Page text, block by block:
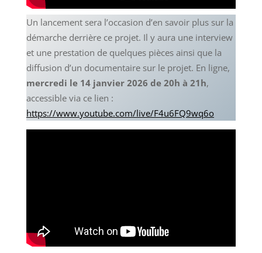
Un lancement sera l’occasion d’en savoir plus sur la
démarche derrière ce projet. Il y aura une interview
et une prestation de quelques pièces ainsi que la
diffusion d’un documentaire sur le projet. En ligne,
mercredi le 14 janvier 2026 de 20h à 21h,
accessible via ce lien :
https://www.youtube.com/live/F4u6FQ9wq6o